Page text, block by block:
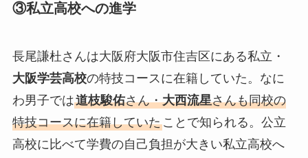
③私立高校への進学
長尾謙杜さんは大阪府大阪市住吉区にある私立・
大阪学芸高校の特技コースに在籍していた。なに
わ男子では道枝駿佑さん・大西流星さんも同校の
特技コースに在籍していたことで知られる。公立
高校に比べて学費の自己負担が大きい私立高校へ